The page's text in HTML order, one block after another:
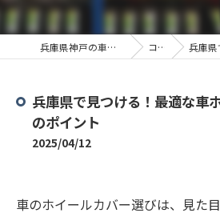
兵庫県神戸の車ならDank Garage コラム 兵庫県で見
兵庫県で見つける！最適な車
のポイント
2025/04/12
車のホイールカバー選びは、見た